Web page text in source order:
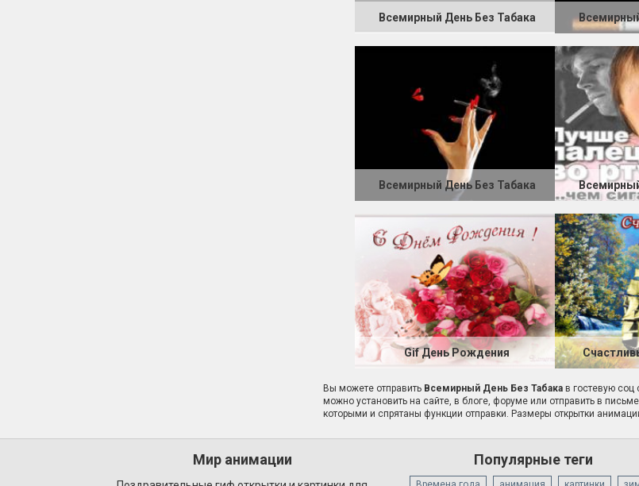
Всемирный День Без Табака
Всемирный День Без Табака
Gif День Рождения
Вы можете отправить Всемирный День Без Табака в гостевую соц
можно установить на сайте, в блоге, форуме или отправить в
которыми и спрятаны функции отправки. Размеры открытки
Мир анимации Популярные теги